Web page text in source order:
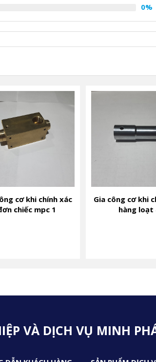
0%
cơ khi chính xác
chiếc mpc 1
Gia công cơ khi
hàng loạt
VÀ DỊCH VỤ MINH